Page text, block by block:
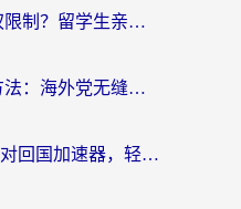
酷狗在海外用怎么版权限制？留学生亲测：3步解决听国内音乐难题
国外用微信加速器的方法：海外党无缝连接国内生活的实用指南
国外看芒果tv总卡？选对回国加速器，轻松追《浪姐》不费劲